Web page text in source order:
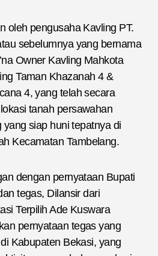
oleh pengusaha Kavling PT.
sebelumnya yang bernama
Owner Kavling Mahkota
Taman Khazanah 4 &
4, yang telah secara
tanah persawahan
siap huni tepatnya di
Kecamatan Tambelang.
dengan pernyataan Bupati
tegas, Dilansir dari
Terpilih Ade Kuswara
pernyataan tegas yang
Kabupaten Bekasi, yang